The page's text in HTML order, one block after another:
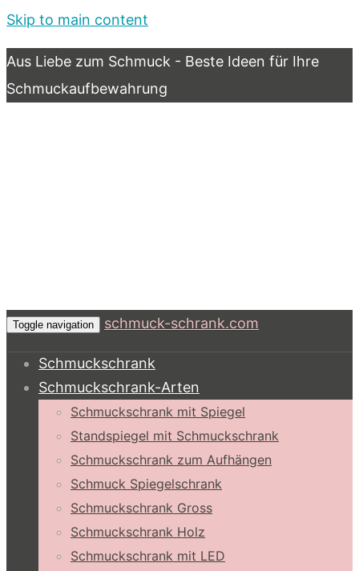
Skip to main content
Aus Liebe zum Schmuck - Beste Ideen für Ihre
Schmuckaufbewahrung
Toggle navigation schmuck-schrank.com
Schmuckschrank
Schmuckschrank-Arten
Schmuckschrank mit Spiegel
Standspiegel mit Schmuckschrank
Schmuckschrank zum Aufhängen
Schmuck Spiegelschrank
Schmuckschrank Gross
Schmuckschrank Holz
Schmuckschrank mit LED